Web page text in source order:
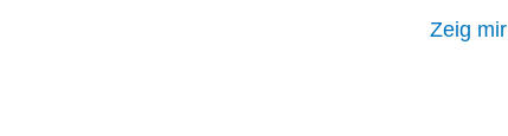
Zeig mir